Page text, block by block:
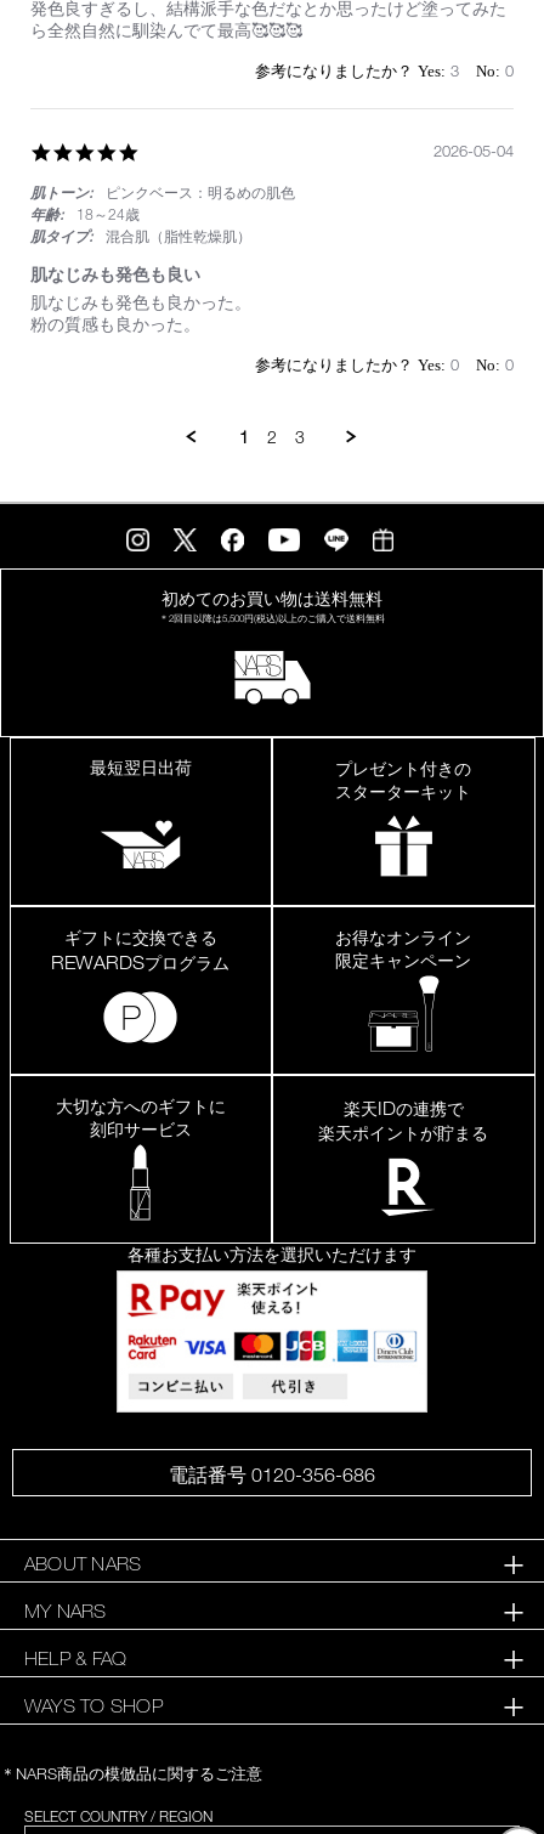
Review
by
2026
review
stating
冬
ん
違
い
な
似
合
い
ま
発色良すぎるし、結構派手な色だなとか思ったけど塗ってみた
ら全然自然に馴染んでて最高🥰🥰🥰
3 0
rating
肌トーン:
ピンクベース：明るめの肌色
年齢:
18～24歳
肌タイプ:
混合肌（脂性乾燥肌）
肌なじみも発色も良い
Review
by
review
stating
良
肌なじみも発色も良かった。
粉の質感も良かった。
2026-05-04
0 0
1 2 3
初めてのお買い物は送料無料
＊2回目以降は5,500円(税込)以上の ご購入で送料無料
最短翌日出荷
プレゼント付きの
スターターキット
ギフトに交換できる
REWARDSプログラム
お得なオンライン
限定キャンペーン
大切な方へのギフトに
刻印サービス
楽天IDの連携で
楽天ポイントが貯まる
各種お支払い方法を選択いただけます
電話番号 0120-356-686
ABOUT NARS
MY NARS
HELP & FAQ
WAYS TO SHOP
＊NARS商品の模倣品に関するご注意
SELECT COUNTRY / REGION